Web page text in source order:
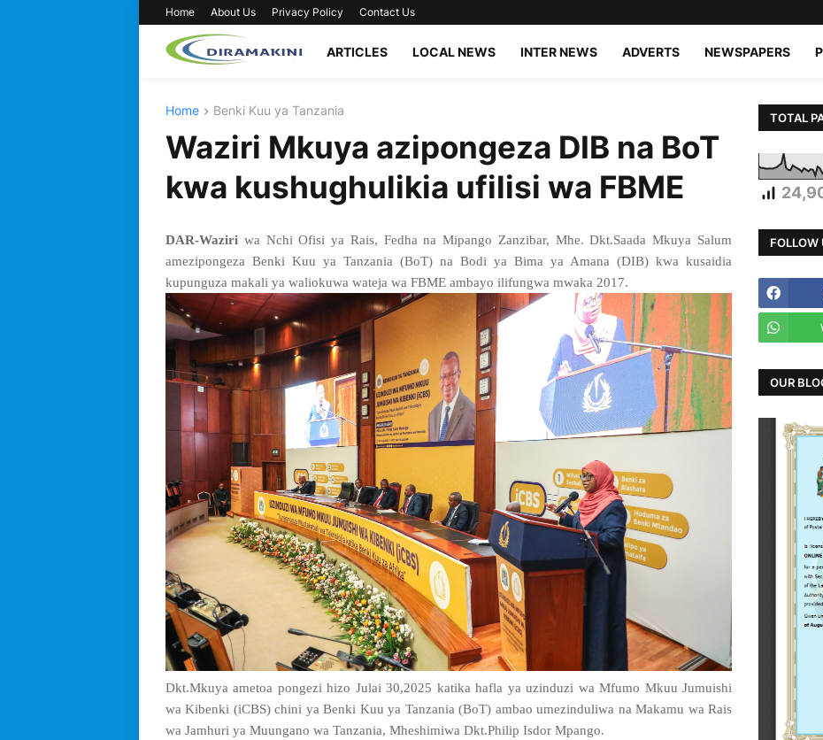
Home About Us Privacy Policy Contact Us
ARTICLES LOCAL NEWS INTER NEWS ADVERTS NEWSPAPERS
Home Benki Kuu ya Tanzania
Waziri Mkuya azipongeza DIB na BoT
kwa kushughulikia ufilisi wa FBME
DAR-Waziri wa Nchi Ofisi ya Rais, Fedha na Mipango Zanzibar, Mhe. Dkt.Saada Mkuya Salum
amezipongeza Benki Kuu ya Tanzania (BoT) na Bodi ya Bima ya Amana (DIB) kwa kusaidia
kupunguza makali ya waliokuwa wateja wa FBME ambayo ilifungwa mwaka 2017.
Dkt.Mkuya ametoa pongezi hizo Julai 30,2025 katika hafla ya uzinduzi wa Mfumo Mkuu Jumuishi
wa Kibenki (iCBS) chini ya Benki Kuu ya Tanzania (BoT) ambao umezinduliwa na Makamu wa Rais
wa Jamhuri ya Muungano wa Tanzania, Mheshimiwa Dkt.Philip Isdor Mpango.
TOTAL
FOLLOW
OUR